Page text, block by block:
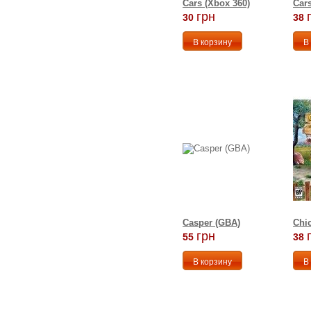
Cars (Xbox 360)
30 грн 38
Casper (GBA)
55 грн 38